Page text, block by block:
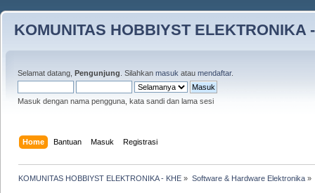
KOMUNITAS HOBBIYST ELEKTRONIKA
Selamat datang, Pengunjung . Silahkan masuk atau mendaftar.
Masuk dengan nama pengguna, kata sandi dan lama sesi
Home Bantuan Masuk Registrasi
KOMUNITAS HOBBIYST ELEKTRONIKA - KHE » Software & Hardware Elektronika»